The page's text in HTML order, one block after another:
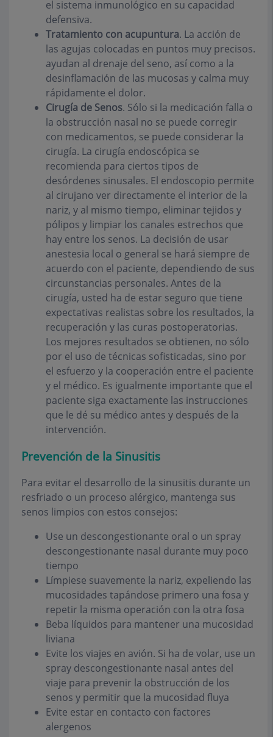
el sistema inmunológico en su capacidad
defensiva.
Tratamiento con acupuntura. La acción de
las agujas colocadas en puntos muy precisos.
ayudan al drenaje del seno, así como a la
desinflamación de las mucosas y calma muy
rápidamente el dolor.
Cirugía de Senos. Sólo si la medicación falla o
la obstrucción nasal no se puede corregir
con medicamentos, se puede considerar la
cirugía. La cirugía endoscópica se
recomienda para ciertos tipos de
desórdenes sinusales. El endoscopio permite
al cirujano ver directamente el interior de la
nariz, y al mismo tiempo, eliminar tejidos y
pólipos y limpiar los canales estrechos que
hay entre los senos. La decisión de usar
anestesia local o general se hará siempre de
acuerdo con el paciente, dependiendo de sus
circunstancias personales. Antes de la
cirugía, usted ha de estar seguro que tiene
expectativas realistas sobre los resultados, la
recuperación y las curas postoperatorias.
Los mejores resultados se obtienen, no sólo
por el uso de técnicas sofisticadas, sino por
el esfuerzo y la cooperación entre el paciente
y el médico. Es igualmente importante que el
paciente siga exactamente las instrucciones
que le dé su médico antes y después de la
intervención.
Prevención de la Sinusitis
Para evitar el desarrollo de la sinusitis durante un
resfriado o un proceso alérgico, mantenga sus
senos limpios con estos consejos:
Use un descongestionante oral o un spray
descongestionante nasal durante muy poco
tiempo
Límpiese suavemente la nariz, expeliendo las
mucosidades tapándose primero una fosa y
repetir la misma operación con la otra fosa
Beba líquidos para mantener una mucosidad
liviana
Evite los viajes en avión. Si ha de volar, use un
spray descongestionante nasal antes del
viaje para prevenir la obstrucción de los
senos y permitir que la mucosidad fluya
Evite estar en contacto con factores
alergenos